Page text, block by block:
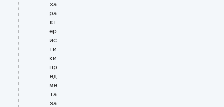
ха
ра
кт
ер
ис
ти
ки
пр
ед
ме
та
за